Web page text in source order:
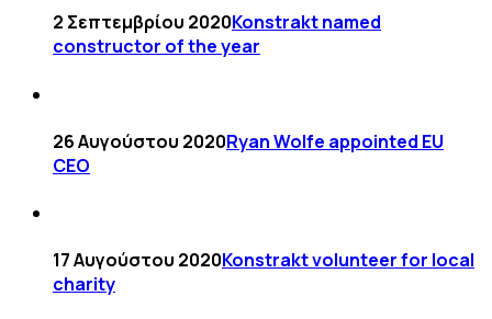
2 Σεπτεμβρίου 2020Konstrakt named
constructor of the year
26 Αυγούστου 2020Ryan Wolfe appointed EU
CEO
17 Αυγούστου 2020Konstrakt volunteer for local
charity